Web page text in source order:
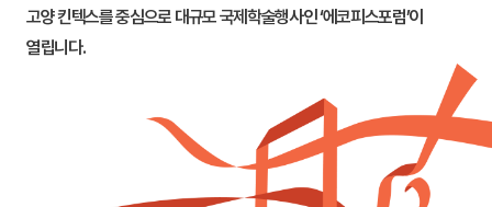
고양킨텍스를 중심으로 대규모 국제학술행사인 ‘에코피스포럼’이
열립니다.